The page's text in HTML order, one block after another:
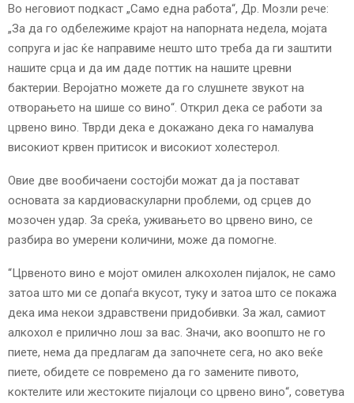
Во неговиот подкаст „Само една работа“, Др. Мозли рече:
„За да го одбележиме крајот на напорната недела, мојата
сопруга и јас ќе направиме нешто што треба да ги заштити
нашите срца и да им даде поттик на нашите цревни
бактерии. Веројатно можете да го слушнете звукот на
отворањето на шише со вино“. Открил дека се работи за
црвено вино. Тврди дека е докажано дека го намалува
високиот крвен притисок и високиот холестерол.
Овие две вообичаени состојби можат да ја постават
основата за кардиоваскуларни проблеми, од срцев до
мозочен удар. За среќа, уживањето во црвено вино, се
разбира во умерени количини, може да помогне.
“Црвеното вино е мојот омилен алкохолен пијалок, не само
затоа што ми се допаѓа вкусот, туку и затоа што се покажа
дека има некои здравствени придобивки. За жал, самиот
алкохол е прилично лош за вас. Значи, ако воопшто не го
пиете, нема да предлагам да започнете сега, но ако веќе
пиете, обидете се повремено да го замените пивото,
коктелите или жестоките пијалоци со црвено вино“, советува